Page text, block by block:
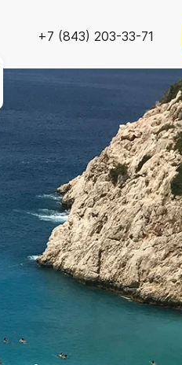
+7 (843) 203-33-71